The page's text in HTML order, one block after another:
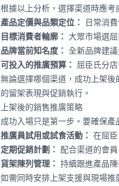
根據以上分析，選擇渠道時應考
產品定價與品類定位：
日常消
目標消費者輪廓： 大眾市場選
品牌當前知名度： 全新品牌建
可投入的推廣預算： 屈臣氏分
無論選擇哪個渠道，成功上架
的留架表現與促銷執行。
上架後的銷售推廣策略
成功入場只是第一步。要確保
推廣員試用或試食活動： 在屈
定期促銷計劃： 配合渠道的會
貨架陳列管理： 持續跟進產品
如需同時安排上架支援與現場